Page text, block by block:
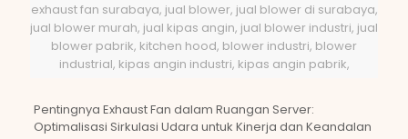
exhaust fan surabaya, jual blower, jual blower di surabaya,
jual blower murah, jual kipas angin, jual blower industri, jual
blower pabrik, kitchen hood, blower industri, blower
industrial, kipas angin industri, kipas angin pabrik,
Pentingnya Exhaust Fan dalam Ruangan Server:
Optimalisasi Sirkulasi Udara untuk Kinerja dan Keandalan